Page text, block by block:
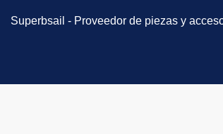
Superbsail - Proveedor de piezas y